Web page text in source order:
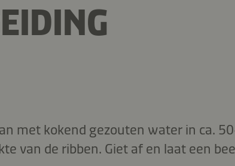
met kokend gezouten water in ca.
van de ribben. Giet af en laat een